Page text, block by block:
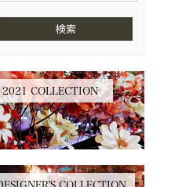
検索
2021 COLLECTION
COLLECTION